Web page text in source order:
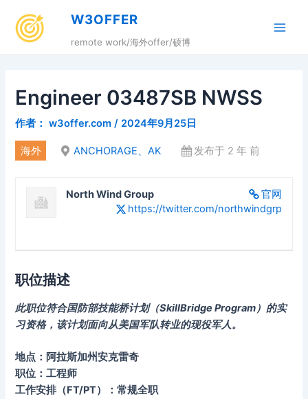
W3OFFER
remote work/海外offer/硕博
Engineer 03487SB NWSS
作者： w3offer.com/ 2024年9月25日
海外 ANCHORAGE、AK 发布于 2 年 前
官网
https://twitter.com/northwindgrp
North Wind Group
职位描述
此职位符合国防部技能桥计划（SkillBridge Program）的实
习资格，该计划面向从美国军队转业的现役军人。
地点：阿拉斯加州安克雷奇
职位：工程师
工作安排（FT/PT）：常规全职